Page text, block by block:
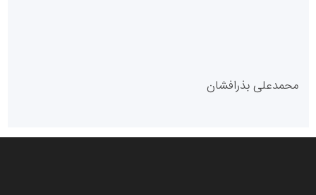
پایگاه خبری گفتمان یزد
محمدعلی بذرافشان